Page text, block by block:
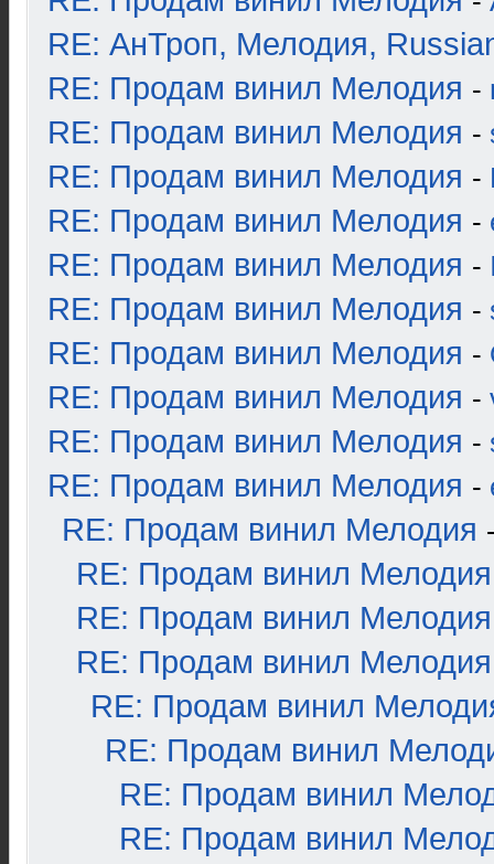
RE: АнТроп, Мелодия,
RE: Продам винил Мелодия -
RE: Продам винил Мелодия -
RE: Продам винил Мелодия -
RE: Продам винил Мелодия -
RE: Продам винил Мелодия -
RE: Продам винил Мелодия -
RE: Продам винил Мелодия -
RE: Продам винил Мелодия -
RE: Продам винил Мелодия -
RE: Продам винил Мелодия -
RE: Продам винил Мелодия
RE: Продам винил Мелодия
RE: Продам винил Мелодия
RE: Продам винил Мелодия
RE: Продам винил
RE: Продам винил
RE: Продам винил
RE: Продам винил